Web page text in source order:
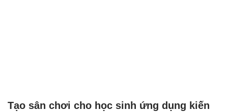
Tạo sân chơi cho học sinh ứng dụng kiến